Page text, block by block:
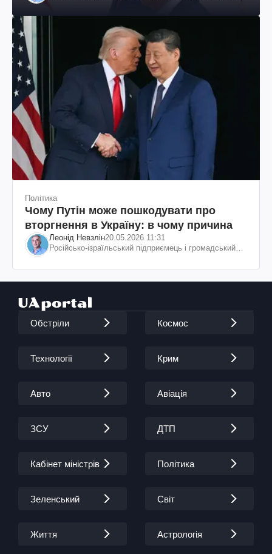
Політика
Чому Путін може пошкодувати про
вторгнення в Україну: в чому причина
Леонід Невзлін20.05.2026 11:31
Російсько-ізраїльський підприємець і громадський
Обстріли Космос
Технології Крим
Авто Авіація
ЗСУ ДТП
Кабінет міністрів Політика
Зеленський Світ
Життя Астрологія